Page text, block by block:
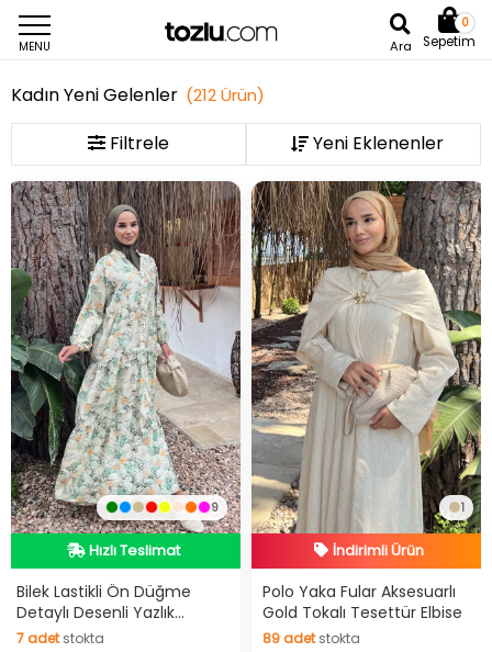
MENU Ara
0
Sepetim
Kadın Yeni Gelenler (212Ürün)
Filtrele
9
Hızlı Teslimat
Videolu Ürün
Hızlı Teslimat
Bilek Lastikli Ön Düğme
Detaylı Desenli Yazlık
Tesettür Elbise
7adetstokta
1
İndirimli Ürün
Hızlı Teslimat
İndirimli Ürün
Polo Yaka Fular Aksesuarlı
Gold Tokalı Tesettür Elbise
89adetstokta